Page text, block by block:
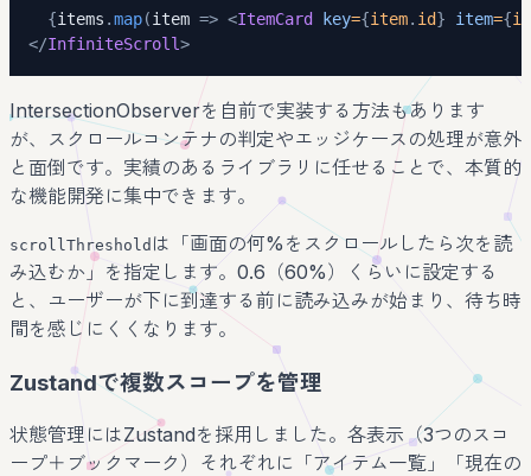
{items .map(item => <ItemCard key={item. id} item={
</InfiniteScroll>
IntersectionObserverを自前で実装する方法もあります
が、スクロールコンテナの判定やエッジケースの処理が意外
と面倒です。実績のあるライブラリに任せることで、本質的
な機能開発に集中できます。
scrollThreshold は「画面の何%をスクロールしたら次を読
み込むか」を指定します。0.6（60%）くらいに設定する
と、ユーザーが下に到達する前に読み込みが始まり、待ち時
間を感じにくくなります。
Zustandで複数スコープを管理
状態管理にはZustandを採用しました。各表示（3つのスコ
ープ＋ブックマーク）それぞれに「アイテム一覧」「現在の